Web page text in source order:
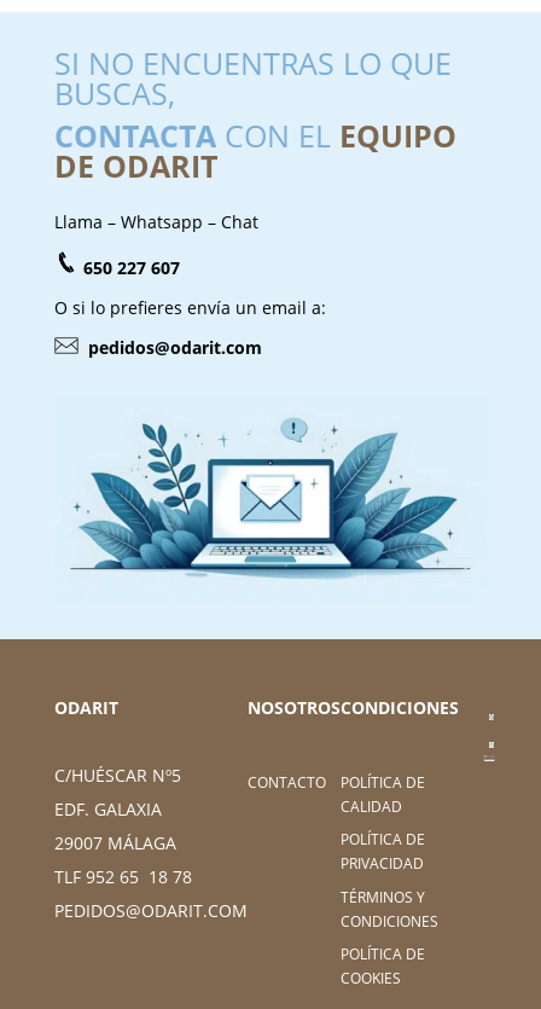
SI NO ENCUENTRAS LO QUE
BUSCAS,
CONTACTACON EL EQUIPO
DE ODARIT
Llama – Whatsapp – Chat
650 227 607
O si lo prefieres envía un email a:
pedidos@odarit.com
ODARIT
C/HUÉSCAR Nº5
EDF. GALAXIA
29007 MÁLAGA
TLF 952 65 18 78
PEDIDOS@ODARIT.COM
NOSOTROS
CONTACTO
CONDICIONES
POLÍTICA DE
CALIDAD
POLÍTICA DE
PRIVACIDAD
TÉRMINOS Y
CONDICIONES
POLÍTICA DE
COOKIES